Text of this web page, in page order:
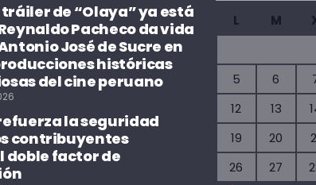
tráiler de “Olaya” ya está
Pacheco da vida
José de Sucre en
históricas
del cine peruano
la seguridad
contribuyentes
doble factor de
L M
5
6
12
13
19
20
26
27